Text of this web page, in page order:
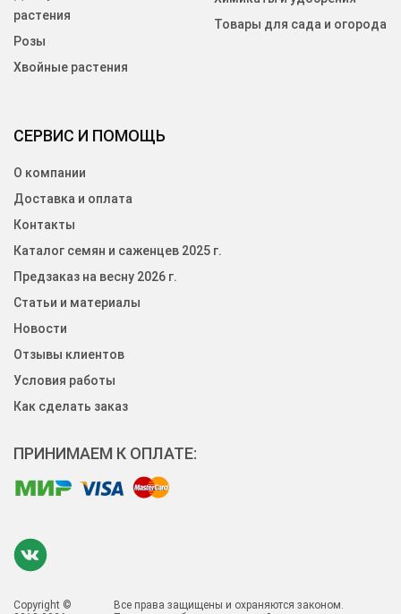
СЕРВИС И ПОМОЩЬ
О компании
Доставка и оплата
Контакты
Каталог семян и саженцев 2025 г.
Предзаказ на весну 2026 г.
Статьи и материалы
Новости
Отзывы клиентов
Условия работы
Как сделать заказ
растения
Розы
Хвойные растения
Товары для сада и огорода
ПРИНИМАЕМ К ОПЛАТЕ:
Copyright ©
Все права защищены и охраняются законом.